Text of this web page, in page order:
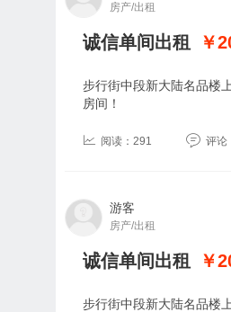
房产/出租
诚信单间出租 ￥
步行街中段新大陆名品楼
房间！
阅读：291 评论
游客
房产/出租
诚信单间出租 ￥
步行街中段新大陆名品楼